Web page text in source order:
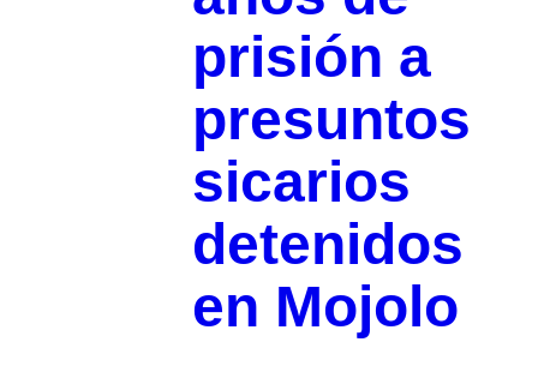
prisión a
presuntos
sicarios
detenidos
en Mojolo